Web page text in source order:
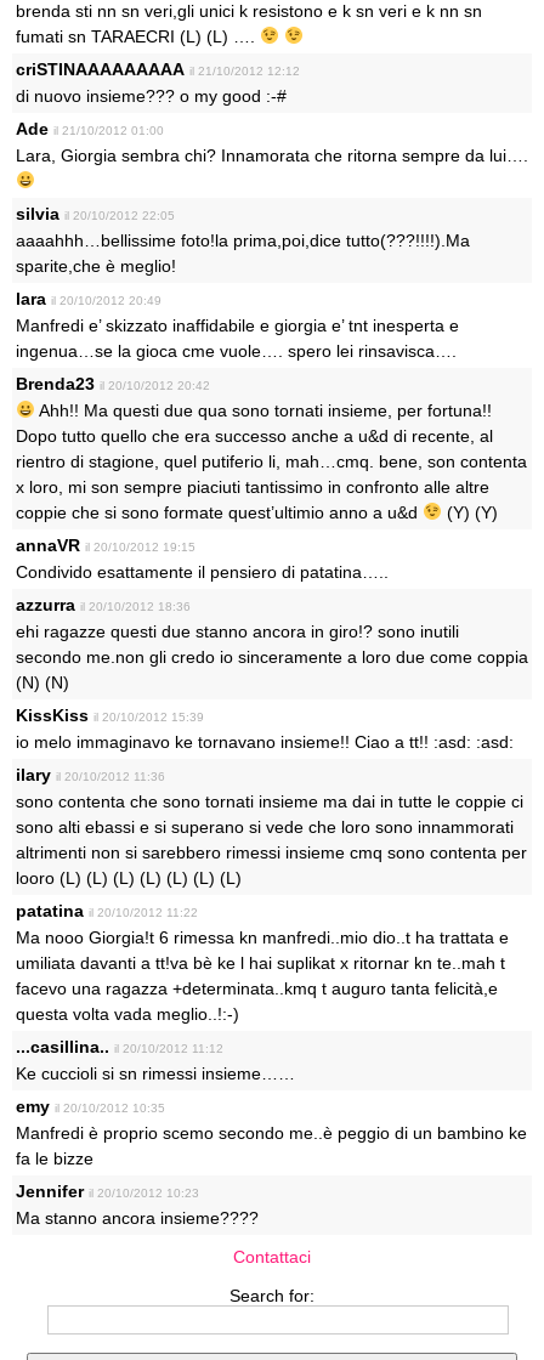
brenda sti nn sn veri,gli unici k resistono e k sn veri e k nn sn
fumati sn TARAECRI (L) (L) ….
criSTINAAAAAAAAA il 21/10/2012 12:12
di nuovo insieme??? o my good :-#
Ade il 21/10/2012 01:00
Lara, Giorgia sembra chi? Innamorata che ritorna sempre da lui….
silvia il 20/10/2012 22:05
aaaahhh…bellissime foto!la prima,poi,dice tutto(???!!!!).Ma
sparite,che è meglio!
lara il 20/10/2012 20:49
Manfredi e’ skizzato inaffidabile e giorgia e’ tnt inesperta e
ingenua…se la gioca cme vuole…. spero lei rinsavisca….
Brenda23 il 20/10/2012 20:42
Ahh!! Ma questi due qua sono tornati insieme, per fortuna!!
Dopo tutto quello che era successo anche a u&d di recente, al
rientro di stagione, quel putiferio li, mah…cmq. bene, son contenta
x loro, mi son sempre piaciuti tantissimo in confronto alle altre
coppie che si sono formate quest’ultimio anno a u&d
(Y) (Y)
annaVR il 20/10/2012 19:15
Condivido esattamente il pensiero di patatina…..
azzurra il 20/10/2012 18:36
ehi ragazze questi due stanno ancora in giro!? sono inutili
secondo me.non gli credo io sinceramente a loro due come coppia
(N) (N)
KissKiss il 20/10/2012 15:39
io melo immaginavo ke tornavano insieme!! Ciao a tt!! :asd: :asd:
ilary il 20/10/2012 11:36
sono contenta che sono tornati insieme ma dai in tutte le coppie ci
sono alti ebassi e si superano si vede che loro sono innammorati
altrimenti non si sarebbero rimessi insieme cmq sono contenta per
looro (L) (L) (L) (L) (L) (L) (L)
patatina il 20/10/2012 11:22
Ma nooo Giorgia!t 6 rimessa kn manfredi..mio dio..t ha trattata e
umiliata davanti a tt!va bè ke l hai suplikat x ritornar kn te..mah t
facevo una ragazza +determinata..kmq t auguro tanta felicità,e
questa volta vada meglio..!:-)
...casillina.. il 20/10/2012 11:12
Ke cuccioli si sn rimessi insieme……
emy il 20/10/2012 10:35
Manfredi è proprio scemo secondo me..è peggio di un bambino ke
fa le bizze
Jennifer il 20/10/2012 10:23
Ma stanno ancora insieme????
Contattaci
Search for: